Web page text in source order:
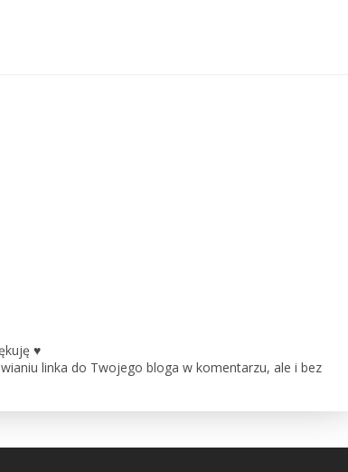
♥
linka do Twojego bloga w komentarzu, ale i bez